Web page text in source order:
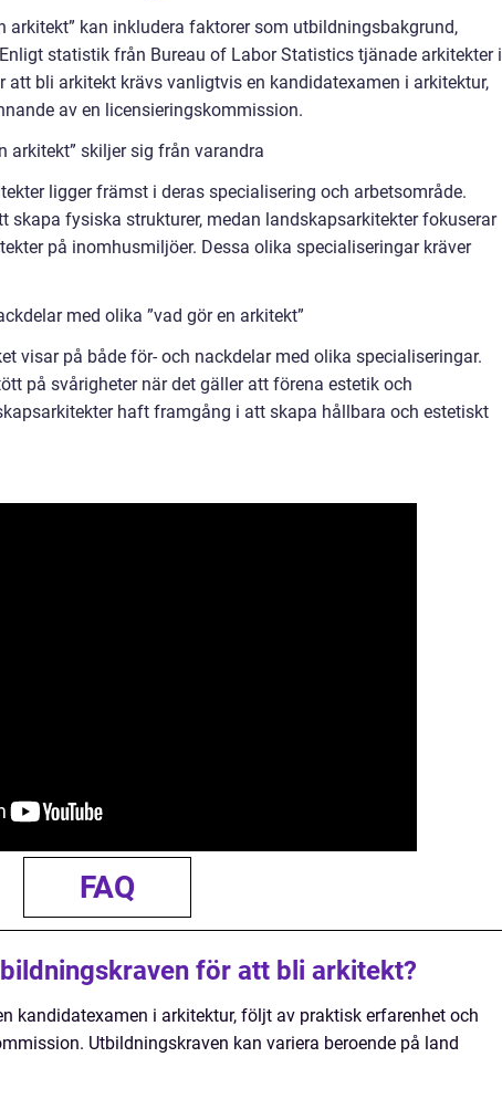
arkitekt” kan inkludera faktorer som utbildningsbakgrund,
statistik från Bureau of Labor Statistics tjänade arkitekter i
att bli arkitekt krävs vanligtvis en kandidatexamen i arkitektur,
av en licensieringskommission.
arkitekt” skiljer sig från varandra
ligger främst i deras specialisering och arbetsområde.
skapa fysiska strukturer, medan landskapsarkitekter fokuserar
på inomhusmiljöer. Dessa olika specialiseringar kräver
med olika ”vad gör en arkitekt”
visar på både för- och nackdelar med olika specialiseringar.
på svårigheter när det gäller att förena estetik och
haft framgång i att skapa hållbara och estetiskt
FAQ
för att bli arkitekt?
kandidatexamen i arkitektur, följt av praktisk erfarenhet och
Utbildningskraven kan variera beroende på land